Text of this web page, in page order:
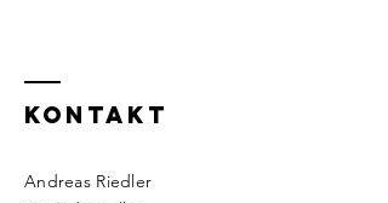
KONTAKT
Andreas Riedler